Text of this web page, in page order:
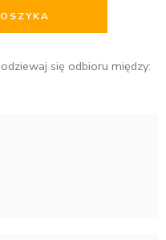
się odbioru między: